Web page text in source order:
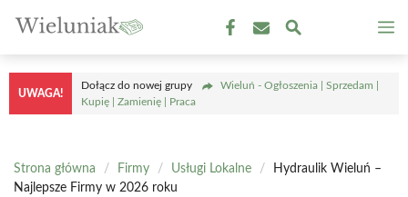
treści
UWAGA!
Dołącz do nowej grupy
Wieluń - Ogłoszenia | Sprzedam |
Kupię | Zamienię | Praca
Strona główna / Firmy / Usługi Lokalne /
Hydraulik Wieluń –
Najlepsze Firmy w 2026 roku